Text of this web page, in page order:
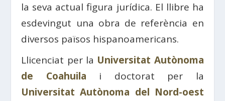
la seva actual figura jurídica. El llibre ha
esdevingut una obra de referència en
diversos països hispanoamericans.
Llicenciat per la Universitat Autònoma
de Coahuila i doctorat per la
Universitat Autònoma del Nord-oest